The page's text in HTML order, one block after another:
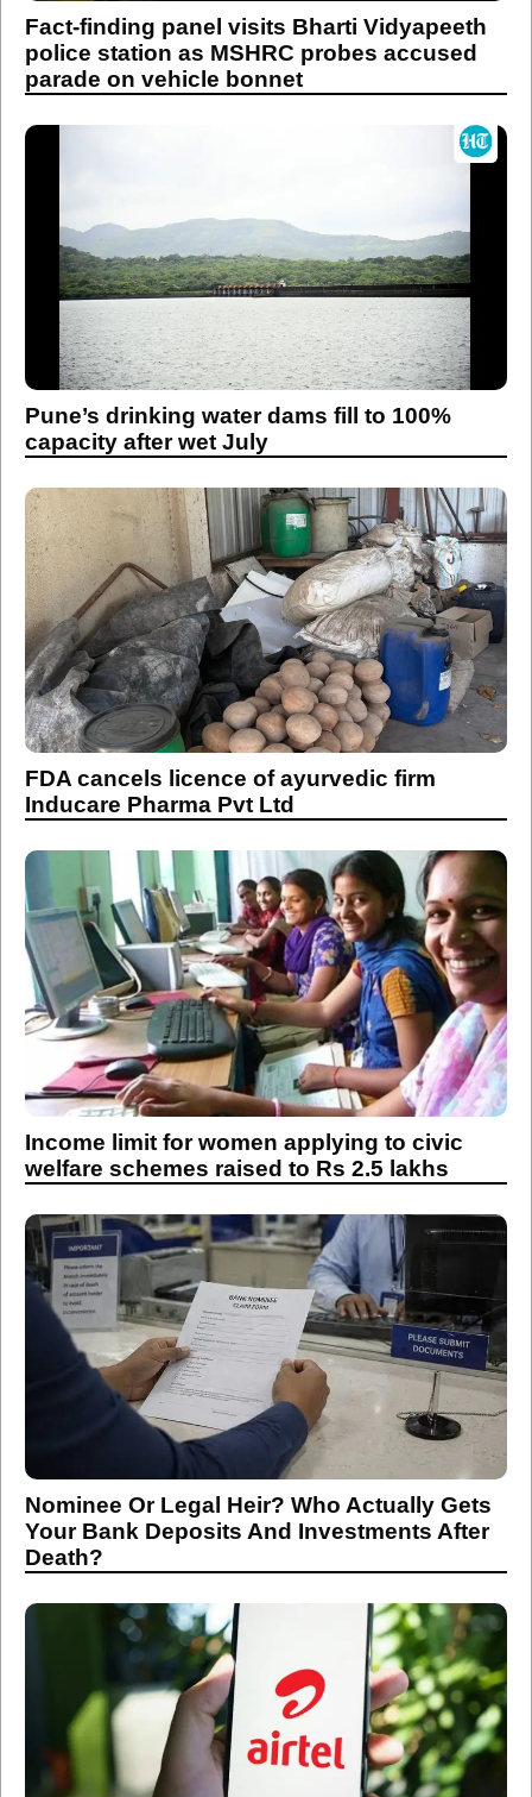
Fact-finding panel visits Bharti Vidyapeeth
police station as MSHRC probes accused
parade on vehicle bonnet
Pune’s drinking water dams fill to 100%
capacity after wet July
FDA cancels licence of ayurvedic firm
Inducare Pharma Pvt Ltd
Income limit for women applying to civic
welfare schemes raised to Rs 2.5 lakhs
Nominee Or Legal Heir? Who Actually Gets
Your Bank Deposits And Investments After
Death?